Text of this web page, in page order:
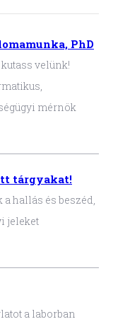
PhD
velünk!
mérnök
tárgyakat!
hallás és beszéd,
jeleket
a laborban